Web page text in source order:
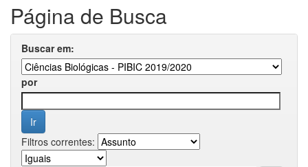
Página de Busca
Buscar em:
por
Filtros correntes: